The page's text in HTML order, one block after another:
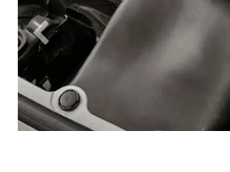
Previous